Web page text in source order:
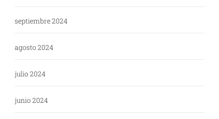
septiembre 2024
agosto 2024
julio 2024
junio 2024